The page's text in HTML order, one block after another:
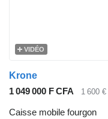
VIDÉO
Krone
1 049 000 F CFA
1 600 €
Caisse mobile fourgon